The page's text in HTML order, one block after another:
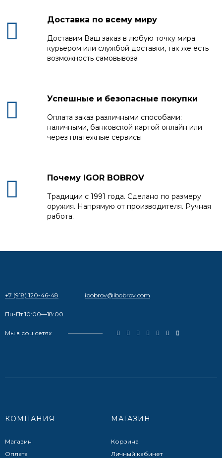
Доставка по всему миру
Доставим Ваш заказ в любую точку мира
курьером или службой доставки, так же есть
возможность самовывоза
Успешные и безопасные покупки
Оплата заказ различными способами:
наличными, банковской картой онлайн или
через платежные сервисы
Почему IGOR BOBROV
Традиции с 1991 года. Сделано по размеру
оружия. Напрямую от производителя. Ручная
работа.
+7 (918) 120-46-48 ibobrov@ibobrov.com
Пн-Пт 10:00—18:00
Мы в соц.сетях
КОМПАНИЯ
Магазин
Оплата
МАГАЗИН
Корзина
Личный кабинет